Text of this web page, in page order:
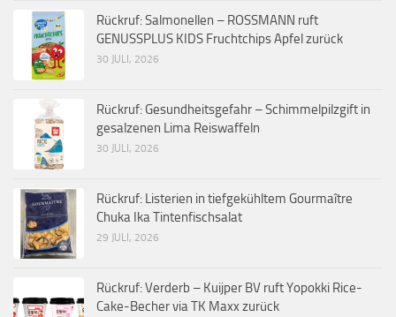
Rückruf: Salmonellen – ROSSMANN ruft
GENUSSPLUS KIDS Fruchtchips Apfel zurück
30 JULI, 2026
Rückruf: Gesundheitsgefahr – Schimmelpilzgift in
gesalzenen Lima Reiswaffeln
30 JULI, 2026
Rückruf: Listerien in tiefgekühltem Gourmaître
Chuka Ika Tintenfischsalat
29 JULI, 2026
Rückruf: Verderb – Kuijper BV ruft Yopokki Rice-
Cake-Becher via TK Maxx zurück